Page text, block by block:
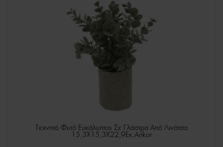
Τεχνητό Φυτό Ευκάλυπτος Σε Γλάστρα Από Λινάτσα
15,3X15,3X22,9Εκ.Ankor